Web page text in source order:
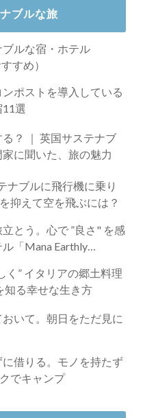
ブルな旅
ブルな宿・ホテル
すめ）
ポストを導入している
選
テナブ
に聞いた、旅の魅力
ナブルに飛行機に乗り
抑えて空を飛ぶには？
とう。心で ”良さ" を感
「Mana Earthly
く” イタリアの郷土料理
知る幸せな生き方
いて。朝日をただ見に
借りる。モノを持たず
でキャンプ